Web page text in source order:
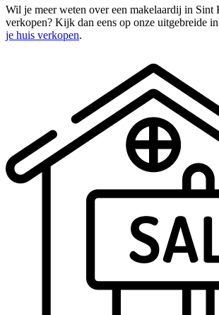
Wil je meer weten over een makelaardij in Sint
verkopen? Kijk dan eens op onze uitgebreide
je huis verkopen.